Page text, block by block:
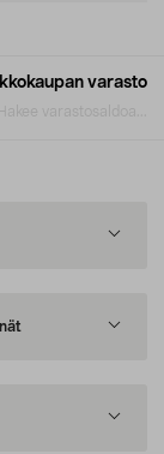
varasto